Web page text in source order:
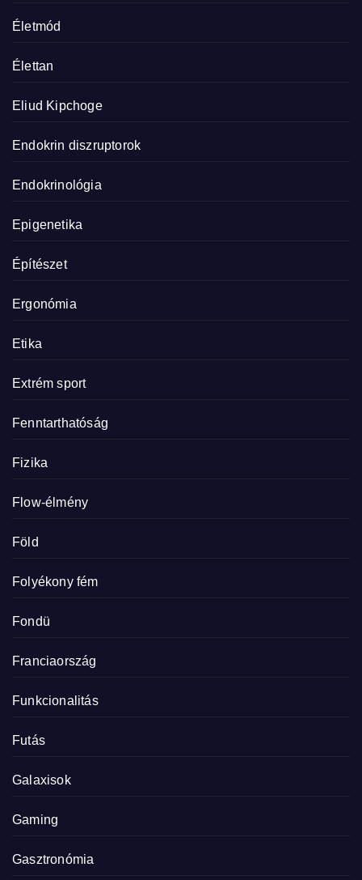
Életmód
Élettan
Eliud Kipchoge
Endokrin diszruptorok
Endokrinológia
Epigenetika
Építészet
Ergonómia
Etika
Extrém sport
Fenntarthatóság
Fizika
Flow-élmény
Föld
Folyékony fém
Fondü
Franciaország
Funkcionalitás
Futás
Galaxisok
Gaming
Gasztronómia